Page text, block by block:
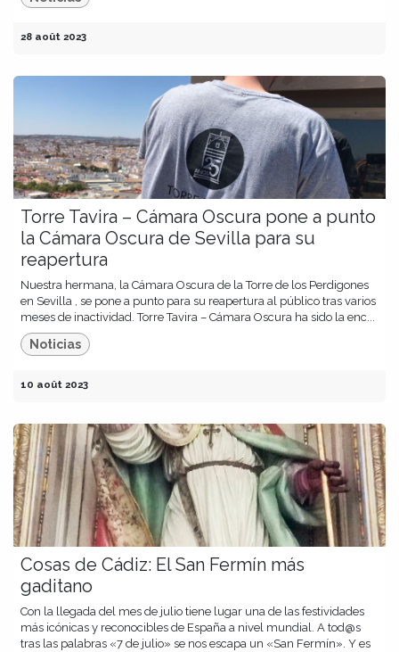
28 août 2023
Torre Tavira – Cámara Oscura pone a punto
la Cámara Oscura de Sevilla para su
reapertura
Nuestra hermana, la Cámara Oscura de la Torre de los Perdigones
en Sevilla , se pone a punto para su reapertura al público tras varios
meses de inactividad. Torre Tavira – Cámara Oscura ha sido la enc...
Noticias
10 août 2023
Cosas de Cádiz: El San Fermín más
gaditano
Con la llegada del mes de julio tiene lugar una de las festividades
más icónicas y reconocibles de España a nivel mundial. A tod@s
tras las palabras «7 de julio» se nos escapa un «San Fermín». Y es